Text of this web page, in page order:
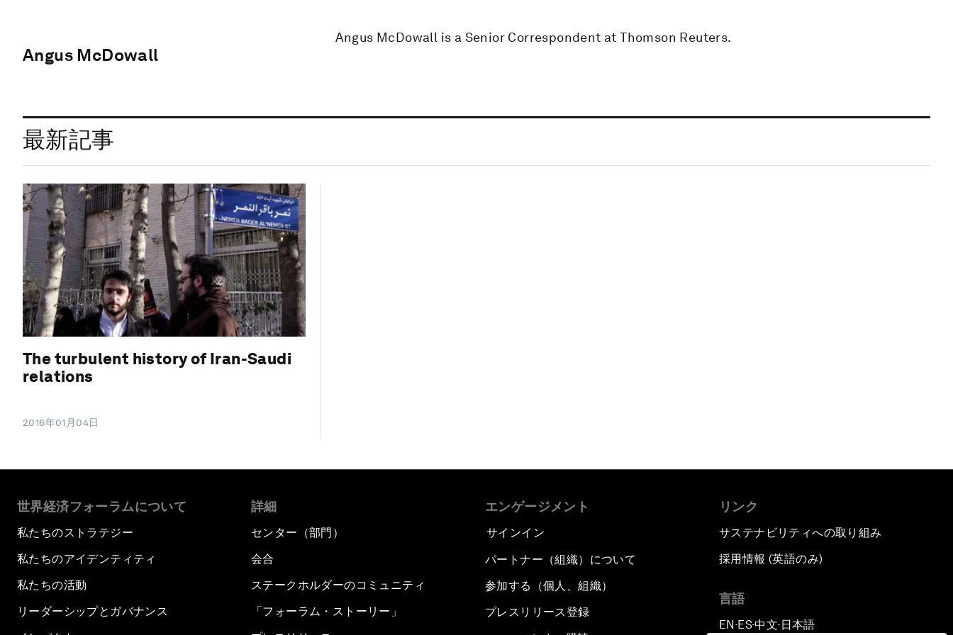
Angus McDowall
Angus McDowall is a Senior Correspondent at Thomson Reuters.
最新記事
The turbulent history of Iran-Saudi
relations
2016年01月04日
世界経済フォーラムについて
私たちのストラテジー
私たちのアイデンティティ
私たちの活動
リーダーシップとガバナンス
詳細
センター（部門）
会合
ステークホルダーのコミュニティ
「フォーラム・ストーリー」
エンゲージメント
サインイン
パートナー（組織）について
参加する（個人、組織）
プレスリリース登録
リンク
サステナビリティへの取り組み
採用情報 (英語のみ)
言語
EN ▪ES▪中文▪ 日本語